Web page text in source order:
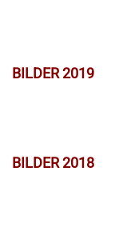
BILDER 2019
BILDER 2018